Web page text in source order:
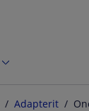
Adapterit